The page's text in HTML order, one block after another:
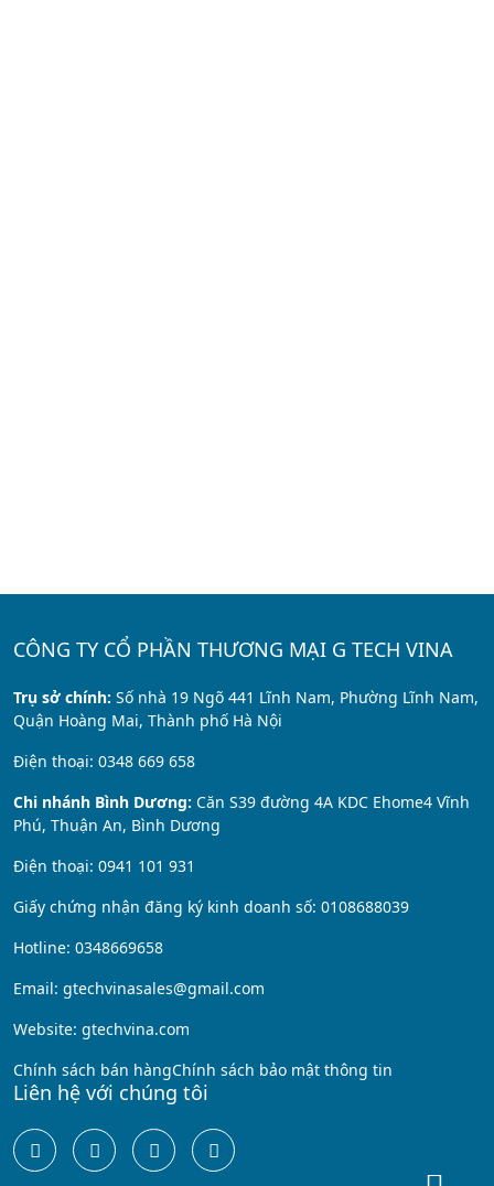
CÔNG TY CỔ PHẦN THƯƠNG MẠI G TECH VINA
Trụ sở chính: Số nhà 19 Ngõ 441 Lĩnh Nam, Phường Lĩnh Nam,
Quận Hoàng Mai, Thành phố Hà Nội
Điện thoại: 0348 669 658
Chi nhánh Bình Dương: Căn S39 đường 4A KDC Ehome4 Vĩnh
Phú, Thuận An, Bình Dương
Điện thoại: 0941 101 931
Giấy chứng nhận đăng ký kinh doanh số: 0108688039
Hotline: 0348669658
Email: gtechvinasales@gmail.com
Website: gtechvina.com
Chính sách bán hàngChính sách bảo mật thông tin
Liên hệ với chúng tôi